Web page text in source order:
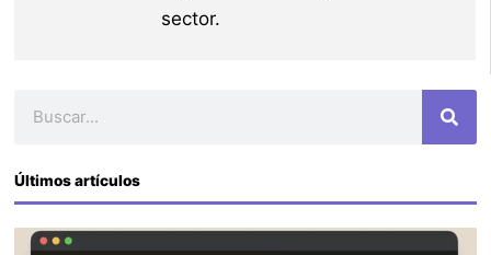
sector.
Últimos artículos